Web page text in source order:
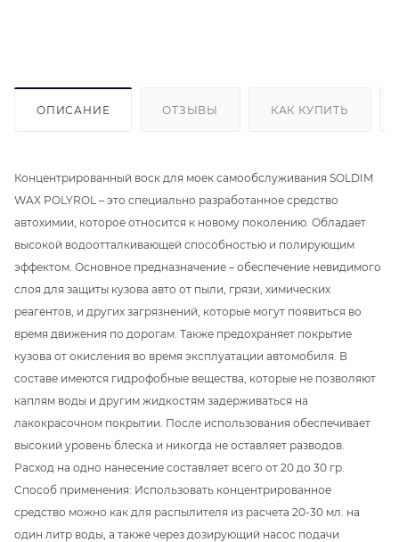
ОПИСАНИЕ ОТЗЫВЫ КАК КУПИТЬ
Концентрированный воск для моек самообслуживания SOLDIM
WAX POLYROL – это специально разработанное средство
автохимии, которое относится к новому поколению. Обладает
высокой водоотталкивающей способностью и полирующим
эффектом. Основное предназначение – обеспечение невидимого
слоя для защиты кузова авто от пыли, грязи, химических
реагентов, и других загрязнений, которые могут появиться во
время движения по дорогам. Также предохраняет покрытие
кузова от окисления во время эксплуатации автомобиля. В
составе имеются гидрофобные вещества, которые не позволяют
каплям воды и другим жидкостям задерживаться на
лакокрасочном покрытии. После использования обеспечивает
высокий уровень блеска и никогда не оставляет разводов.
Расход на одно нанесение составляет всего от 20 до 30 гр.
Способ применения: Использовать концентрированное
средство можно как для распылителя из расчета 20-30 мл. на
один литр воды, а также через дозирующий насос подачи